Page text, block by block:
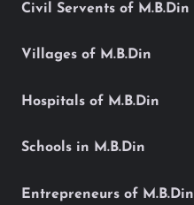
Civil Servents of M.B.Din
Villages of M.B.Din
Hospitals of M.B.Din
Schools in M.B.Din
Entrepreneurs of M.B.Din